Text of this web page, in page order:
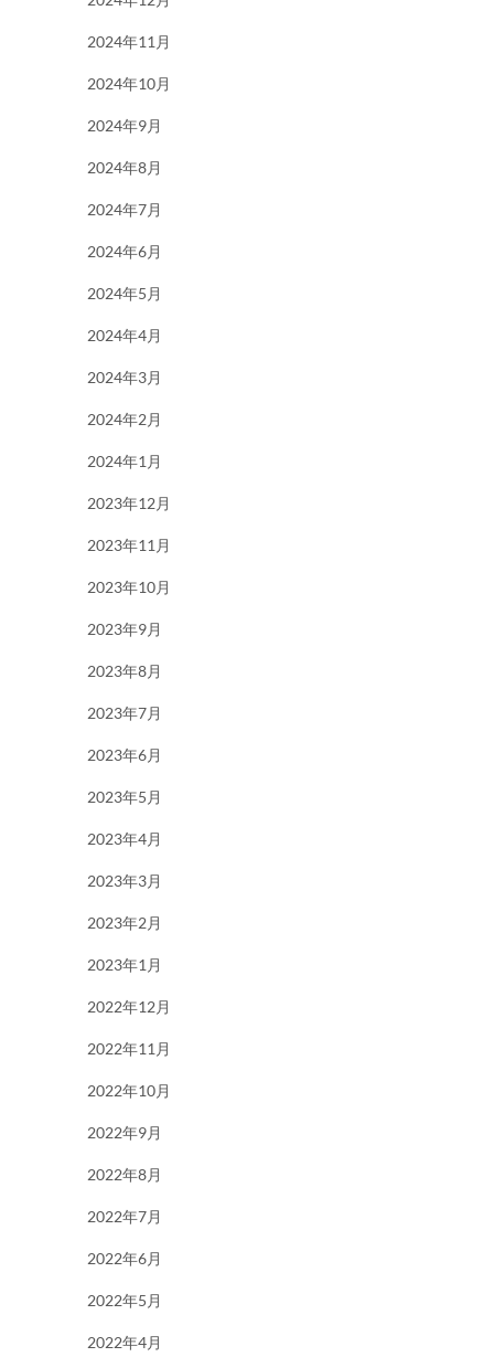
2024年11月
2024年10月
2024年9月
2024年8月
2024年7月
2024年6月
2024年5月
2024年4月
2024年3月
2024年2月
2024年1月
2023年12月
2023年11月
2023年10月
2023年9月
2023年8月
2023年7月
2023年6月
2023年5月
2023年4月
2023年3月
2023年2月
2023年1月
2022年12月
2022年11月
2022年10月
2022年9月
2022年8月
2022年7月
2022年6月
2022年5月
2022年4月